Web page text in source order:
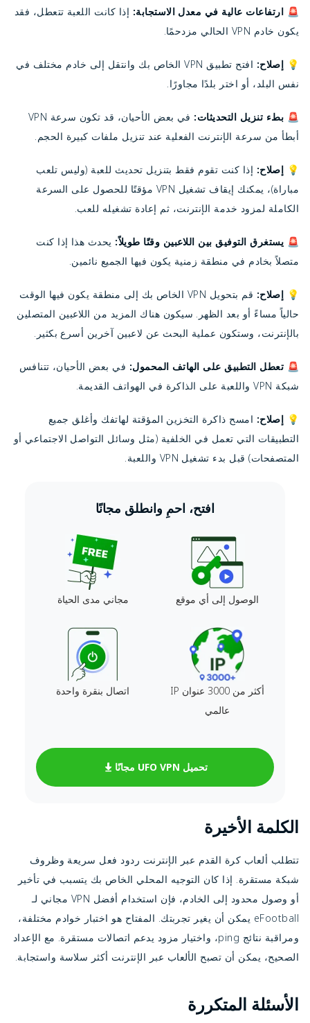
🚨 ارتفاعات عالية في معدل الاستجابة: إذا كانت اللعبة تتعطل، فقد
يكون خادم VPN الحالي مزدحمًا.
💡 إصلاح:
افتح تطبيق VPN الخاص بك وانتقل إلى خادم مختلف في
نفس البلد، أو اختر بلدًا مجاورًا.
🚨 بطء تنزيل التحديثات:
في بعض الأحيان، قد تكون سرعة VPN
أبطأ من سرعة الإنترنت الفعلية عند تنزيل ملفات كبيرة الحجم.
💡 إصلاح: إذا كنت تقوم فقط بتنزيل تحديث للعبة (وليس تلعب
مباراة)، يمكنك إيقاف تشغيل VPN مؤقتًا للحصول على السرعة
الكاملة لمزود خدمة الإنترنت، ثم إعادة تشغيله للعب.
🚨 يستغرق التوفيق بين اللاعبين وقتًا طويلاً: يحدث هذا إذا كنت
متصلاً بخادم في منطقة زمنية يكون فيها الجميع نائمين.
💡 إصلاح:
قم بتحويل VPN الخاص بك إلى منطقة يكون فيها الوقت
حالياً مساءً أو بعد الظهر. سيكون هناك المزيد من اللاعبين المتصلين
بالإنترنت، وستكون عملية البحث عن لاعبين آخرين أسرع بكثير.
🚨 تعطل التطبيق على الهاتف المحمول: في بعض الأحيان، تتنافس
شبكة VPN واللعبة على الذاكرة في الهواتف القديمة.
💡 إصلاح: امسح ذاكرة التخزين المؤقتة لهاتفك وأغلق جميع
التطبيقات التي تعمل في الخلفية (مثل وسائل التواصل الاجتماعي أو
المتصفحات) قبل بدء تشغيل VPN واللعبة.
افتح، احمِ وانطلق مجانًا
الوصول إلى أي موقع مجاني مدى الحياة
أكثر من 3000 عنوان IP
عالمي
اتصال بنقرة واحدة
تحميل UFO VPN مجانًا
الكلمة الأخيرة
تتطلب ألعاب كرة القدم عبر الإنترنت ردود فعل سريعة وظروف
شبكة مستقرة. إذا كان التوجيه المحلي الخاص بك يتسبب في تأخير
أو وصول محدود إلى الخادم، فإن استخدام أفضل VPN مجاني لـ
eFootball يمكن أن يغير تجربتك. المفتاح هو اختبار خوادم مختلفة،
ومراقبة نتائج ping، واختيار مزود يدعم اتصالات مستقرة. مع الإعداد
الصحيح، يمكن أن تصبح الألعاب عبر الإنترنت أكثر سلاسة واستجابة.
الأسئلة المتكررة